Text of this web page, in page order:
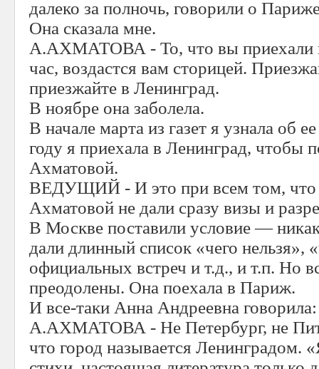
далеко за полночь, говорили о
Она сказала мне.
А.АХМАТОВА - То, что вы приехали
час, воздастся вам сторицей.
приезжайте в Ленинград.
В ноябре она заболела.
В начале марта из газет я узнала об
году я приехала в Ленинград, чтобы
Ахматовой.
ВЕДУЩИЙ - И это при всем том, что
Ахматовой не дали сразу визы и
В Москве поставили условие —
дали длинный список «чего нельзя»,
официальных встреч и т.д., и т.п. Но
преодолены. Она поехала в Париж.
И все-таки Анна Андреевна говорила:
А.АХМАТОВА - Не Петербург, не
что город называется Ленинградом.